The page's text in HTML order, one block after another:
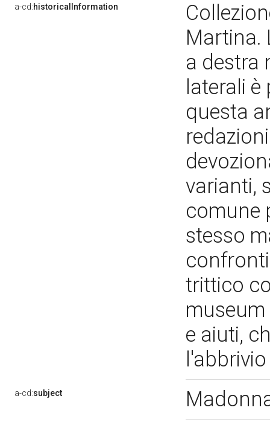
a-cd:historicalInformation
Martina.
a destra
laterali
questa
varianti,
comune
stesso
trittico
e aiuti,
a-cd:subject